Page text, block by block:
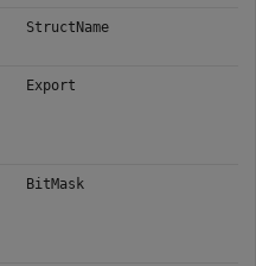
StructName
Export
BitMask